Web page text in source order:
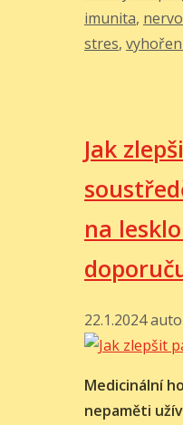
imunita,
stres,
Jak
na
22.1.2024
Medicinální
nepaměti